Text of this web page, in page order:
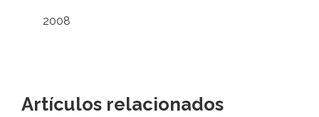
2008
Artículos relacionados